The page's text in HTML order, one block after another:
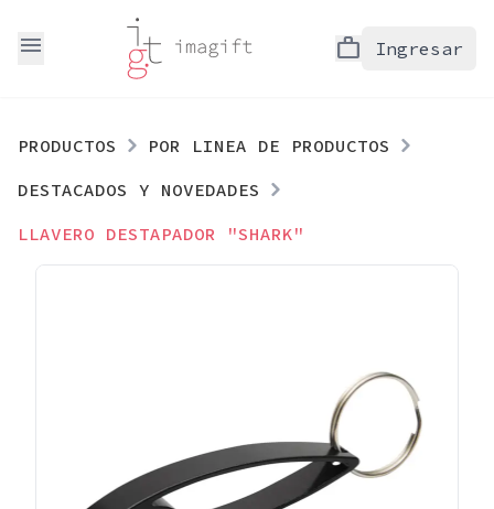
menu work Ingresar
PRODUCTOS
POR LINEA DE PRODUCTOS
DESTACADOS Y NOVEDADES
LLAVERO DESTAPADOR "SHARK"